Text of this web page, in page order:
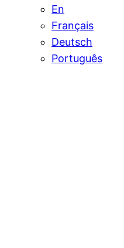
En
Français
Deutsch
Português